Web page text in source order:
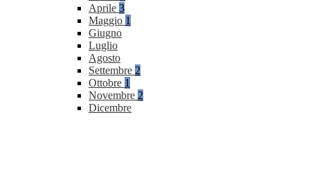
Aprile 3
Maggio 1
Giugno
Luglio
Agosto
Settembre 2
Ottobre 1
Novembre 2
Dicembre